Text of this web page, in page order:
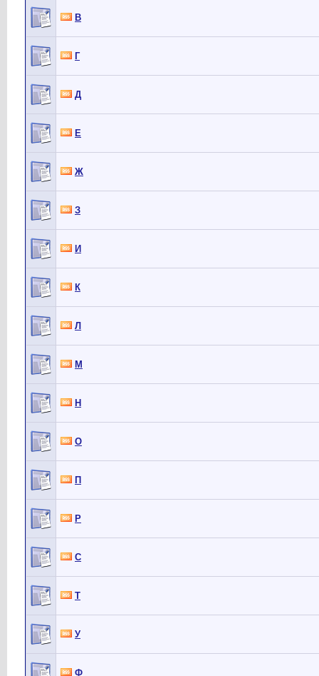
В
Г
Д
Е
Ж
З
И
К
Л
М
Н
О
П
Р
С
Т
У
Ф